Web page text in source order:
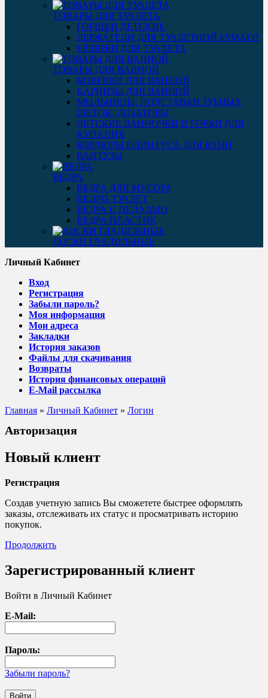
ТОВАРЫ ДЛЯ ТУАЛЕТА
ГОРШКИ ДЕТСКИЕ
ДЕРЖАТЕЛИ ДЛЯ ТУАЛЕТНОЙ БУМАГИ
ЕРШИКИ ДЛЯ ТУАЛЕТА
ТОВАРЫ ДЛЯ ВАННОЙ
КОВРИКИ ДЛЯ ВАННОЙ
КАРНИЗЫ ДЛЯ ВАННОЙ
МЫЛЬНИЦЫ, ПОДСТАВКИ ЗУБНЫХ
ЩЕТОК, ДОЗАТОРЫ
ДЕТСКИЕ ВАННОЧКИ И ГОРКИ ДЛЯ
КУПАНИЯ
БОРДЮРЫ ПЛИНТУСА ДЛЯ ВАНН
ВАНТУЗЫ
ВЕДРА
ВЕДРА ДЛЯ МУСОРА
ВЕДРО-ТУАЛЕТ
ВЕДРА С ПЕДАЛЬЮ
ВЕДРА ПЛАСТИК
ДОСКИ ГЛАДИЛЬНЫЕ
Личный Кабинет
Вход
Регистрация
Забыли пароль?
Моя информация
Мои адреса
Закладки
История заказов
Файлы для скачивания
Возвраты
История финансовых операций
E-Mail рассылка
Главная » Личный Кабинет » Логин
Авторизация
Новый клиент
Регистрация
Создав учетную запись Вы сможетете быстрее оформлять
заказы, отслеживать их статус и просматривать историю
покупок.
Продолжить
Зарегистрированный клиент
Войти в Личный Кабинет
E-Mail:
Пароль:
Забыли пароль?